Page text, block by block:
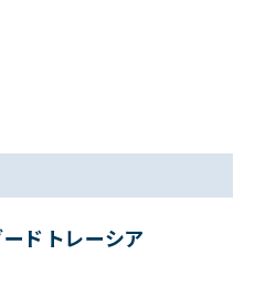
ド トレーシア